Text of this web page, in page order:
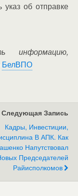
об отправке
информацию,
БелВПО
Следующая Запись
Кадры, Инвестиции,
В АПК. Как
Напутствовал
Председателей
Райисполкомов